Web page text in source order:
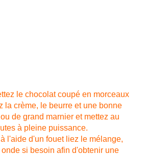
le chocolat coupé en morceaux
la crème, le beurre et une bonne
de grand marnier et mettez au
à pleine puissance.
l'aide d'un fouet liez le mélange,
si besoin afin d'obtenir une